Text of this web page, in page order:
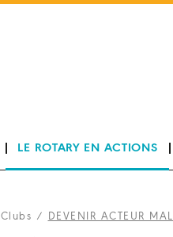
LE ROTARY EN ACTIONS
Clubs / DEVENIR ACTEUR